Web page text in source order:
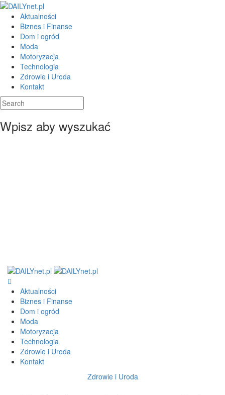
Aktualności
Biznes i Finanse
Dom i ogród
Moda
Motoryzacja
Technologia
Zdrowie i Uroda
Kontakt
Wpisz aby wyszukać
Aktualności
Biznes i Finanse
Dom i ogród
Moda
Motoryzacja
Technologia
Zdrowie i Uroda
Kontakt
Zdrowie i Uroda